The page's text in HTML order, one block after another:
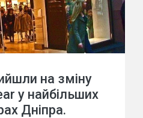
на зміну
у найбільших
Дніпра.